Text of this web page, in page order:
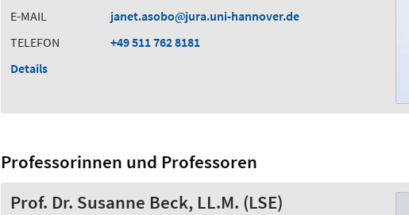
E-MAIL janet.asobo
jura.uni-hannover.de
TELEFON
+49 511 762 8181
Details
Professorinnen und Professoren
Prof. Dr. Susanne Beck, LL.M. (LSE)